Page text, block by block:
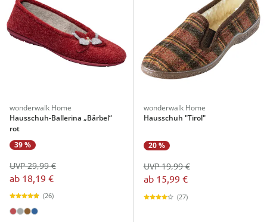
wonderwalk Home
Hausschuh-Ballerina „Bärbel“
rot
39 %
ab 18,19 €
UVP 29,99 €
(26)
wonderwalk Home
Hausschuh "Tirol"
20 %
ab 15,99 €
UVP 19,99 €
(27)